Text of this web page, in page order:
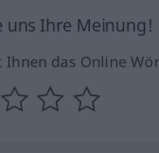
uns Ihre Meinung!
Ihnen das Online